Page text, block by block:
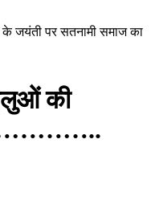
के जयंती पर सतनामी समाज का
की